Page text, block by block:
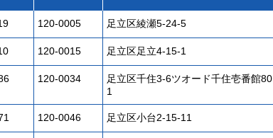
120-0005 足立区綾瀬5-24-5
120-0015 足立区足立4-15-1
120-0034
足立区千住3-6ツオード千住壱番館80
1
120-0046 足立区小台2-15-11